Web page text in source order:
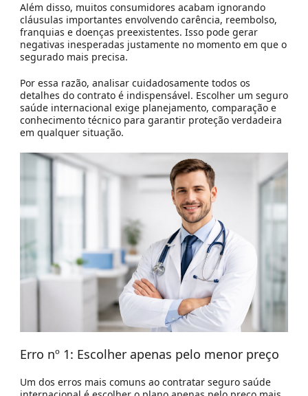
Além disso, muitos consumidores acabam ignorando
cláusulas importantes envolvendo carência, reembolso,
franquias e doenças preexistentes. Isso pode gerar
negativas inesperadas justamente no momento em que o
segurado mais precisa.
Por essa razão, analisar cuidadosamente todos os
detalhes do contrato é indispensável. Escolher um seguro
saúde internacional exige planejamento, comparação e
conhecimento técnico para garantir proteção verdadeira
em qualquer situação.
Erro nº 1: Escolher apenas pelo menor preço
Um dos erros mais comuns ao contratar seguro saúde